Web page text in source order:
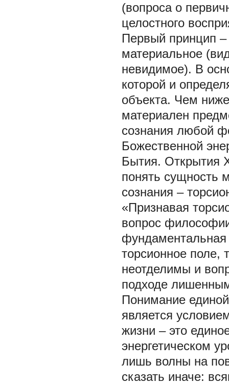
(вопроса о
целостного
Первый принцип –
материальное
невидимое). В
которой и
объекта. Чем
материален
сознания любой
Божественной
Бытия. Открытия
понять сущность
сознания –
«Признавая
вопрос
торсионное поле,
неотделимы и
подходе
Понимание
является
жизни – это
энергетическом
лишь волны на
сказать иначе: